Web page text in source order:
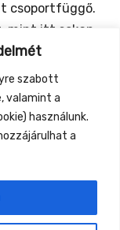
szabott
valamint a
használunk.
a
csoportfüggő.
mint itt sokan.
várom.